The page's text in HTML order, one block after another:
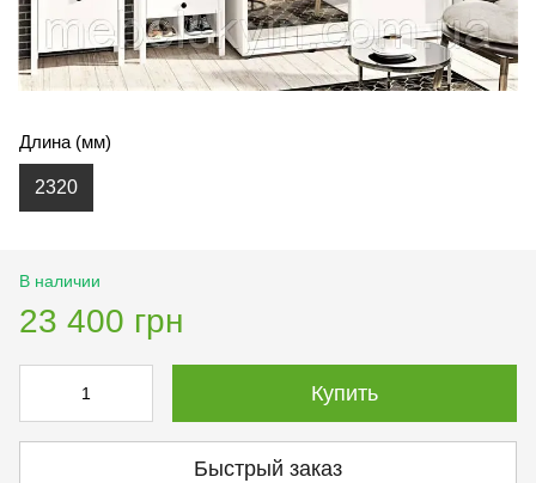
Длина (мм)
2320
В наличии
23 400 грн
Купить
Быстрый заказ